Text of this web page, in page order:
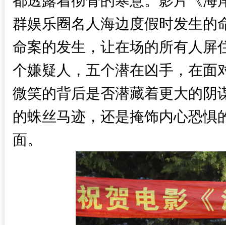
群娱乐圈名人海边度假时发生的
命案的发生，让在场的所有人屏
个嫌疑人，五个潜在凶手，在面
微笑的背后是否潜藏着更大的阴
的蛛丝马迹，还是掩饰内心恐惧
面。